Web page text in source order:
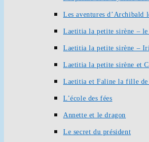
Les aventures d’Archibald
Laetitia la petite sirène – le
Laetitia la petite sirène –
Laetitia la petite sirène et
Laetitia et Faline la fille de
L’école des fées
Annette et le dragon
Le secret du président